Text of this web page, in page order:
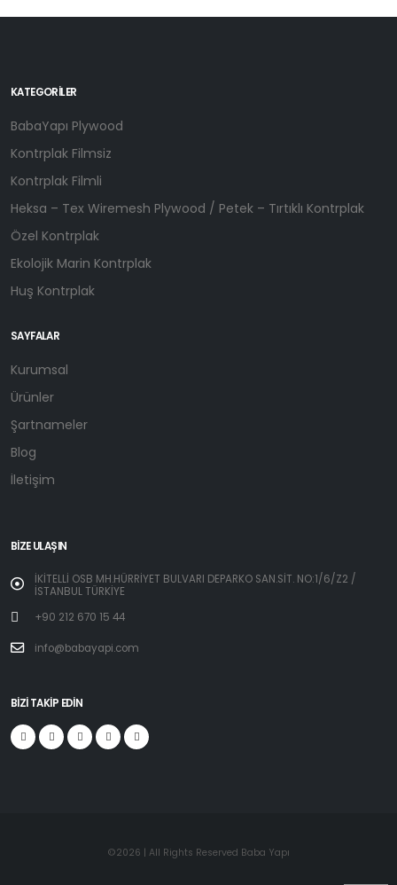
KATEGORILER
BabaYapı Plywood
Kontrplak Filmsiz
Kontrplak Filmli
Heksa – Tex Wiremesh Plywood / Petek – Tırtıklı Kontrplak
Özel Kontrplak
Ekolojik Marin Kontrplak
Huş Kontrplak
SAYFALAR
Kurumsal
Ürünler
Şartnameler
Blog
İletişim
BIZE ULAŞIN
İKİTELLİ OSB MH.HÜRRİYET BULVARI DEPARKO SAN.SİT. NO:1/6/Z2 /
İSTANBUL TÜRKİYE
+90 212 670 15 44
info@babayapi.com
BIZI TAKIP EDIN
©2026 | All Rights Reserved Baba Yapı